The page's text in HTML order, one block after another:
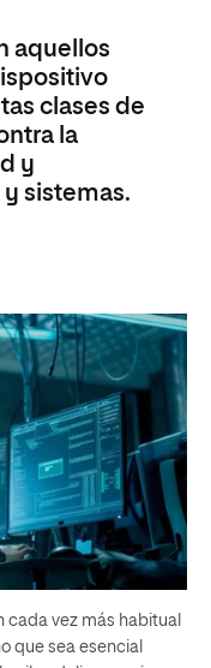
aquellos
clases de
la
y
sistemas.
cada vez más habitual
que sea esencial